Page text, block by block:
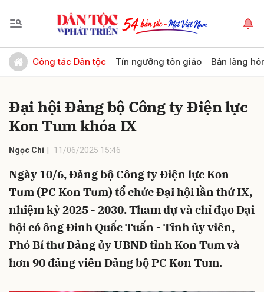
Công tác Dân tộc Tín ngưỡng tôn giáo Bản làng
Đại hội Đảng bộ Công ty Điện lực
Kon Tum khóa IX
Ngọc Chí 11/06/2025 15:46
Ngày 10/6, Đảng bộ Công ty Điện lực Kon
Tum (PC Kon Tum) tổ chức Đại hội lần thứ IX,
nhiệm kỳ 2025 - 2030. Tham dự và chỉ đạo Đại
hội có ông Đinh Quốc Tuấn - Tỉnh ủy viên,
Phó Bí thư Đảng ủy UBND tỉnh Kon Tum và
hơn 90 đảng viên Đảng bộ PC Kon Tum.
Gửi bình luận
Hủy Gửi